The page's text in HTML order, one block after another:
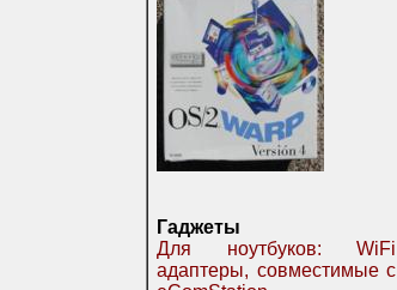
Гаджеты
Для ноутбуков: WiFi
адаптеры, совместимые с